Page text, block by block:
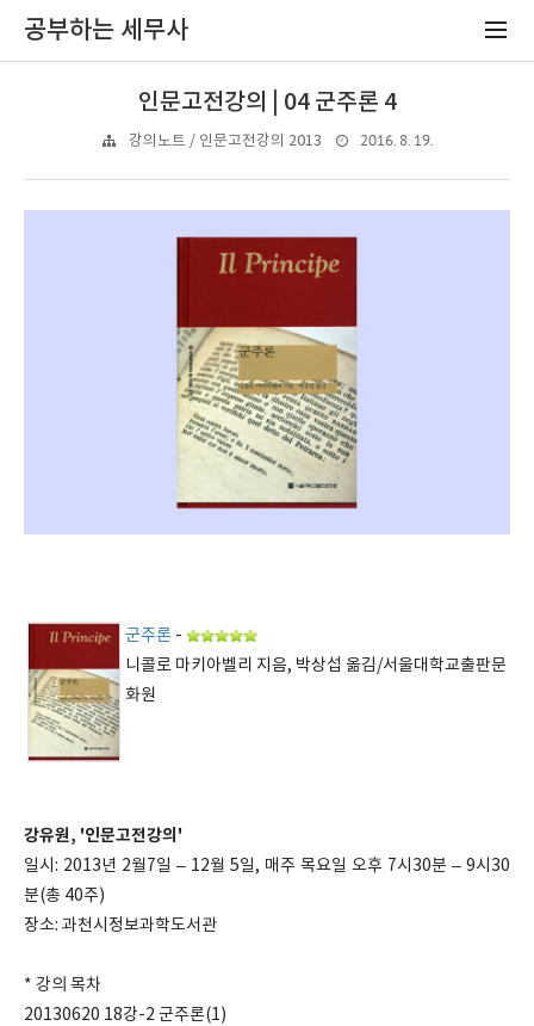
공부하는 세무사
인문고전강의 | 04 군주론 4
강의노트 / 인문고전강의 2013 2016. 8. 19.
군주론 -
니콜로 마키아벨리 지음, 박상섭 옮김/서울대학교출판문
화원
강유원, '인문고전강의'
일시: 2013년 2월7일 – 12월 5일, 매주 목요일 오후 7시30분 – 9시30
분(총 40주)
장소: 과천시정보과학도서관
* 강의 목차
20130620 18강-2 군주론(1)